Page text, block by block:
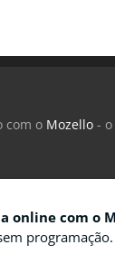
com o Mozello -
online com o
programação.